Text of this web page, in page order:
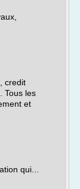
credit
Tous les
et
qui...